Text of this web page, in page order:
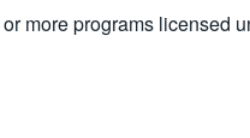
more programs licensed